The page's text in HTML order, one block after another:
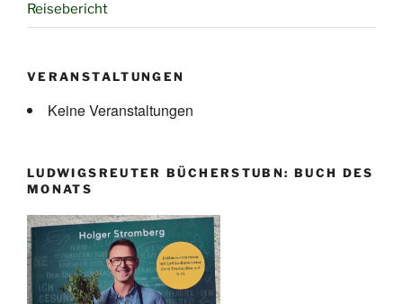
Reisebericht
VERANSTALTUNGEN
Keine Veranstaltungen
LUDWIGSREUTER BÜCHERSTUBN: BUCH DES
MONATS